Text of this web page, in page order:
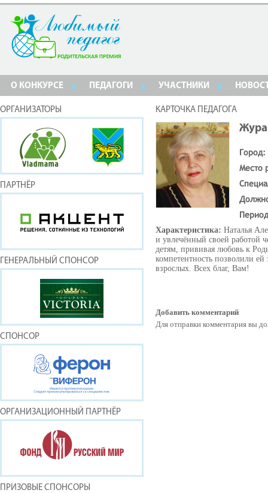
О КОНКУРСЕ ПЕДАГОГИ УЧАСТНИКИ
ОРГАНИЗАТОРЫ
ПАРТНЁР
ГЕНЕРАЛЬНЫЙ СПОНСОР
СПОНСОР
ОРГАНИЗАЦИОННЫЙ ПАРТНЁР
ПРИЗОВЫЕ СПОНСОРЫ
КАРТОЧКА ПЕДАГОГА
Город:
Место
Характеристика: Наталья
и увлечённый своей работой
детям, прививая любовь к
компетентность позволили ей
взрослых. Всех благ, Вам!
Добавить комментарий
Для отправки комментария вы